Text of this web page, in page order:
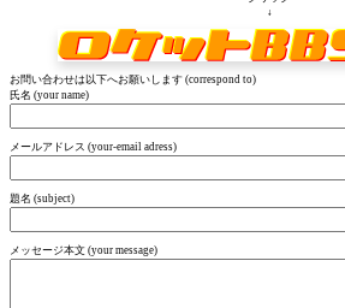
↓
お問い合わせは以下へお願いします (correspond to)
氏名 (your name)
メールアドレス (your-email adress)
題名 (subject)
メッセージ本文 (your message)